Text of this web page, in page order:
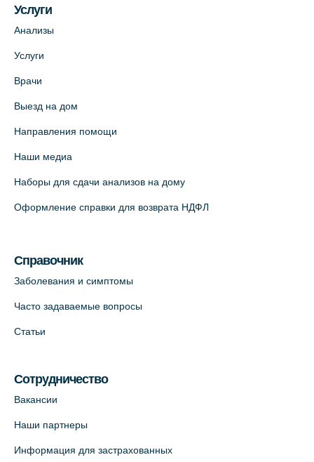
Медицинский центр на ул. Моисеенко, 5
+7 (812) 660-73-69
+7 (812) 660-73-69
На карте
Красносельское шоссе, 54, к.3
Медицинский центр на Кондратьевском
д.3, В.О. (официальный партнёр)
Услуги
Анализы
Услуги
Врачи
Выезд на дом
Направления помощи
Наши медиа
Наборы для сдачи анализов на дому
Оформление справки для возврата НДФЛ
Справочник
Заболевания и симптомы
Часто задаваемые вопросы
Статьи
Сотрудничество
Вакансии
Наши партнеры
Информация для застрахованных